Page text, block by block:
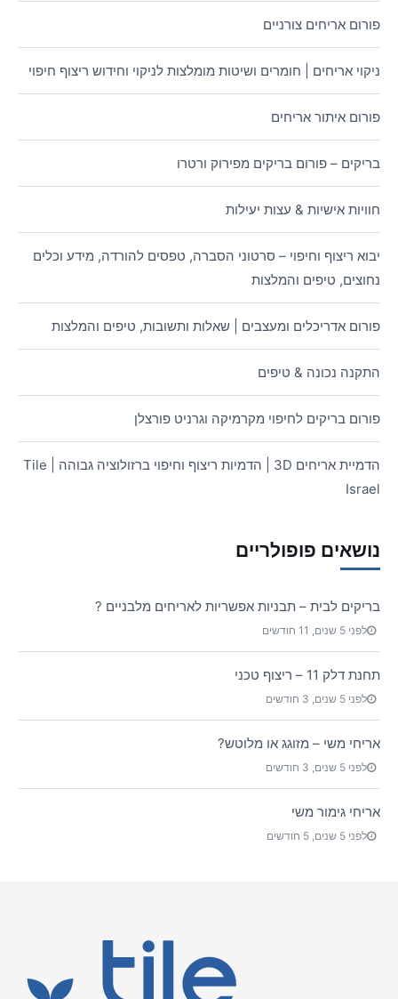
פורום אריחים צורניים
ניקוי אריחים | חומרים ושיטות מומלצות לניקוי וחידוש ריצוף חיפוי
פורום איתור אריחים
בריקים – פורום בריקים מפירוק ורטרו
חוויות אישיות & עצות יעילות
יבוא ריצוף וחיפוי – סרטוני הסברה, טפסים להורדה, מידע וכלים
נחוצים, טיפים והמלצות
פורום אדריכלים ומעצבים | שאלות ותשובות, טיפים והמלצות
התקנה נכונה & טיפים
פורום בריקים לחיפוי מקרמיקה וגרניט פורצלן
הדמיית אריחים 3D | הדמיות ריצוף וחיפוי ברזולוציה גבוהה | Tile
Israel
נושאים פופולריים
בריקים לבית – תבניות אפשריות לאריחים מלבניים ?
לפני 5 שנים, 11 חודשים
תחנת דלק 11 – ריצוף טכני
לפני 5 שנים, 3 חודשים
אריחי משי – מזוגג או מלוטש?
לפני 5 שנים, 3 חודשים
אריחי גימור משי
לפני 5 שנים, 5 חודשים